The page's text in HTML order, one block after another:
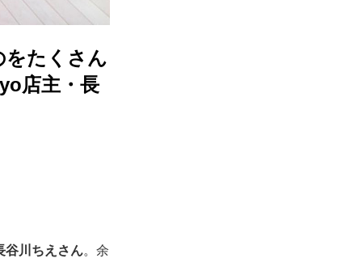
をたくさん
店主・長
谷川ちえさん。余